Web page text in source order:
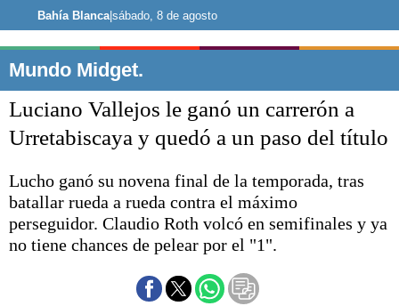
Noticias
La ciudad
Punta Alta
El mundo
Seguridad
Deportes
Escenario Olímpico
Liga del Sur
Básquetbol
Fútbol
Federal A
Aplausos
Bahía Blanca|sábado, 8 de agosto
Mundo Midget.
Luciano Vallejos le ganó un carrerón a
Urretabiscaya y quedó a un paso del título
Lucho ganó su novena final de la temporada, tras
batallar rueda a rueda contra el máximo
perseguidor. Claudio Roth volcó en semifinales y ya
no tiene chances de pelear por el "1".